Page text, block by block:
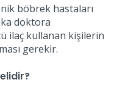
böbrek hastaları
doktora
ilaç kullanan kişilerin
gerekir.